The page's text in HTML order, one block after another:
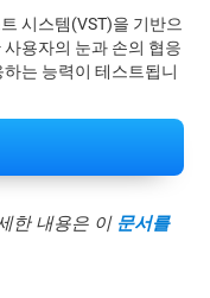
시스템(VST)을 기반으
용자의 눈과 손의 협응
는 능력이 테스트됩니
한 내용은 이 문서를